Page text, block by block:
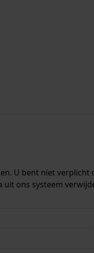
U bent niet verplicht
ons systeem